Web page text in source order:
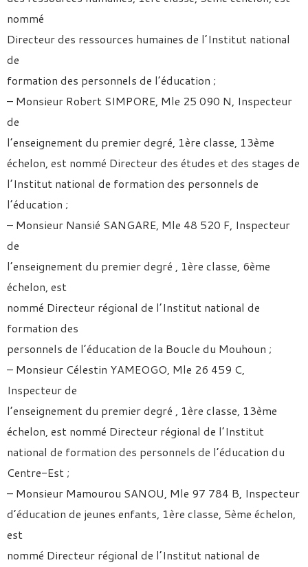
nommé
Directeur des ressources humaines de l’Institut national
de
formation des personnels de l’éducation ;
– Monsieur Robert SIMPORE, Mle 25 090 N, Inspecteur
de
l’enseignement du premier degré, 1ère classe, 13ème
échelon, est nommé Directeur des études et des stages de
l’Institut national de formation des personnels de
l’éducation ;
– Monsieur Nansié SANGARE, Mle 48 520 F, Inspecteur
de
l’enseignement du premier degré , 1ère classe, 6ème
échelon, est
nommé Directeur régional de l’Institut national de
formation des
personnels de l’éducation de la Boucle du Mouhoun ;
– Monsieur Célestin YAMEOGO, Mle 26 459 C,
Inspecteur de
l’enseignement du premier degré , 1ère classe, 13ème
échelon, est nommé Directeur régional de l’Institut
national de formation des personnels de l’éducation du
Centre-Est ;
– Monsieur Mamourou SANOU, Mle 97 784 B, Inspecteur
d’éducation de jeunes enfants, 1ère classe, 5ème échelon,
est
nommé Directeur régional de l’Institut national de